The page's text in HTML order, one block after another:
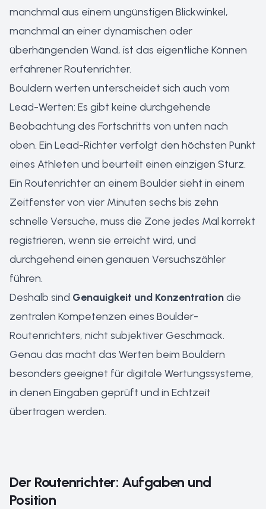
manchmal aus einem ungünstigen Blickwinkel,
manchmal an einer dynamischen oder
überhängenden Wand, ist das eigentliche Können
erfahrener Routenrichter.
Bouldern werten unterscheidet sich auch vom
Lead-Werten: Es gibt keine durchgehende
Beobachtung des Fortschritts von unten nach
oben. Ein Lead-Richter verfolgt den höchsten Punkt
eines Athleten und beurteilt einen einzigen Sturz.
Ein Routenrichter an einem Boulder sieht in einem
Zeitfenster von vier Minuten sechs bis zehn
schnelle Versuche, muss die Zone jedes Mal korrekt
registrieren, wenn sie erreicht wird, und
durchgehend einen genauen Versuchszähler
führen.
Deshalb sind Genauigkeit und Konzentrationdie
zentralen Kompetenzen eines Boulder-
Routenrichters, nicht subjektiver Geschmack.
Genau das macht das Werten beim Bouldern
besonders geeignet für digitale Wertungssysteme,
in denen Eingaben geprüft und in Echtzeit
übertragen werden.
Der Routenrichter: Aufgaben und
Position